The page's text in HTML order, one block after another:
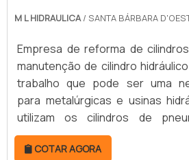
M L HIDRAULICA/ SANTA BÁRBARA
Empresa de reforma de
manutenção de cilindro
trabalho que pode ser uma
para metalúrgicas e usinas
utilizam os cilindros de
hidráulicos. Desse modo, esse
empresa é fundamental para
COTAR AGORA